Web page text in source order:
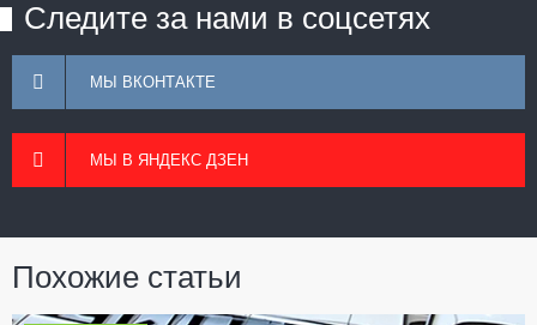
Следите за нами в соцсетях
МЫ ВКОНТАКТЕ
МЫ В ЯНДЕКС ДЗЕН
Похожие статьи